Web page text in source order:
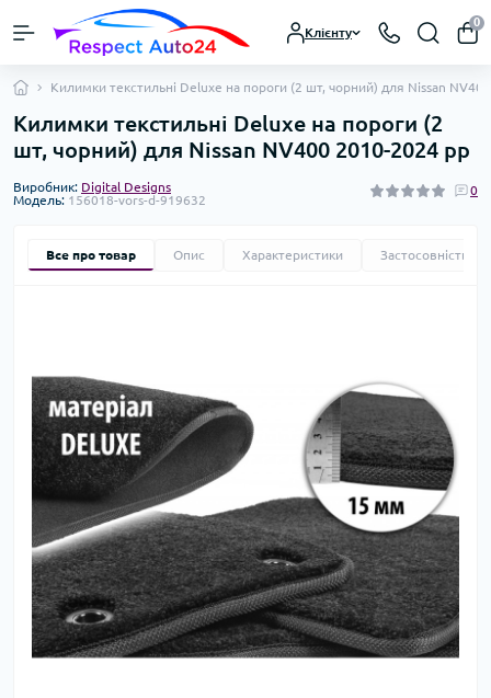
Клієнту
0
Килимки текстильні Deluxe на пороги (2 шт, чорний) для Nissan
Килимки текстильні Deluxe на пороги (2
шт, чорний) для Nissan NV400 2010-2024 рр
Виробник: Digital Designs
Модель: 156018-vors-d-919632
0
Все про товар Опис Характеристики Застосовність